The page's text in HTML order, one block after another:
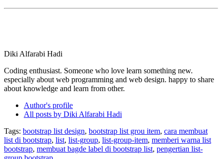
Diki Alfarabi Hadi
Coding enthusiast. Someone who love learn something new.
especially about web programming and web design. happy to share
about knowledge and learn from other.
Author's profile
All posts by Diki Alfarabi Hadi
Tags: bootstrap list design, bootstrap list grou item, cara membuat
list di bootstrap, list, list-group, list-group-item, memberi warna list
bootstrap, membuat bagde label di bootstrap list, pengertian list-